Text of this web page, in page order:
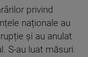
privind
naționale au
și au anulat
S-au luat măsuri